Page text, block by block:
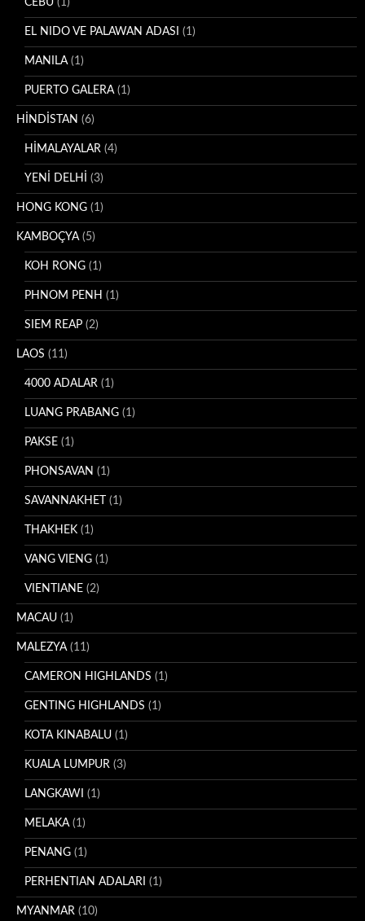
EL NIDO VE PALAWAN ADASI (1)
MANILA (1)
PUERTO GALERA (1)
HİNDİSTAN (6)
HİMALAYALAR (4)
YENİ DELHİ (3)
HONG KONG (1)
KAMBOÇYA (5)
KOH RONG (1)
PHNOM PENH (1)
SIEM REAP (2)
LAOS (11)
4000 ADALAR (1)
LUANG PRABANG (1)
PAKSE (1)
PHONSAVAN (1)
SAVANNAKHET (1)
THAKHEK (1)
VANG VIENG (1)
VIENTIANE (2)
MACAU (1)
MALEZYA (11)
CAMERON HIGHLANDS (1)
GENTING HIGHLANDS (1)
KOTA KINABALU (1)
KUALA LUMPUR (3)
LANGKAWI (1)
MELAKA (1)
PENANG (1)
PERHENTIAN ADALARI (1)
MYANMAR (10)